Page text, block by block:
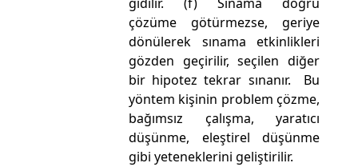
çözüme götürmezse, geriye
dönülerek sınama etkinlikleri
gözden geçirilir, seçilen diğer
bir hipotez tekrar sınanır. Bu
yöntem kişinin problem çözme,
bağımsız çalışma, yaratıcı
düşünme, eleştirel düşünme
gibi yeteneklerini geliştirilir.